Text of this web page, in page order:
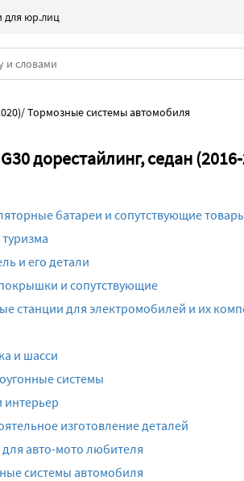
для юр.лиц
/Тормозные системы автомобиля
дорестайлинг, седан
батареи и сопутствующие
и его детали
и сопутствующие
станции для электромобилей и их
и шасси
системы
интерьер
изготовление деталей
авто-мото любителя
системы автомобиля